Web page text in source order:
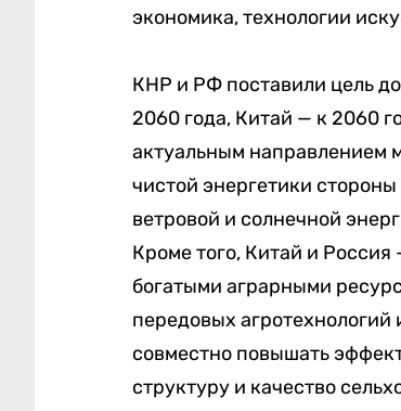
экономика, технологии
КНР и РФ поставили цель
2060 года, Китай — к 2060
актуальным направлением
чистой энергетики
ветровой и солнечной
Кроме того, Китай и
богатыми аграрными
передовых
совместно повышать
структуру и качество